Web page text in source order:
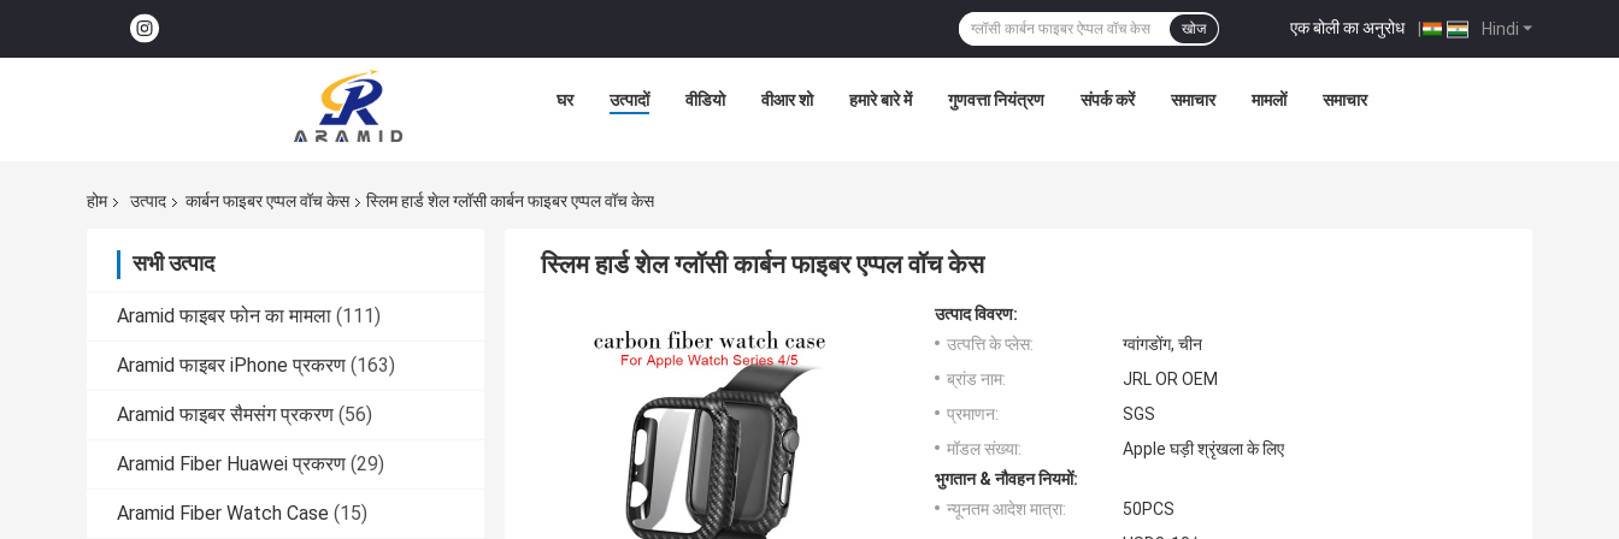
Hindi
एक बोली का अनुरोध |
खोज
घर उत्पादों वीडियो वीआर शो हमारे बारे में गुणवत्ता नियंत्रण संपर्क करें समाचार मामलों समाचार
होम उत्पाद कार्बन फाइबर एप्पल वॉच केस स्लिम हार्ड शेल ग्लॉसी कार्बन फाइबर एप्पल वॉच केस
सभी उत्पाद
Aramid फाइबर फोन का मामला (111)
Aramid फाइबर iPhone प्रकरण (163)
Aramid फाइबर सैमसंग प्रकरण (56)
Aramid Fiber Huawei प्रकरण (29)
Aramid Fiber Watch Case (15)
स्लिम हार्ड शेल ग्लॉसी कार्बन फाइबर एप्पल वॉच केस
उत्पाद विवरण:
उत्पत्ति के प्लेस:
ग्वांगडोंग, चीन
ब्रांड नाम:
JRL OR OEM
प्रमाणन:
SGS
मॉडल संख्या:
Apple घड़ी श्रृंखला के लिए
भुगतान & नौवहन नियमों:
न्यूनतम आदेश मात्रा:
50PCS